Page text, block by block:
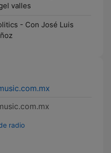
valles
- Con José Luis
radio